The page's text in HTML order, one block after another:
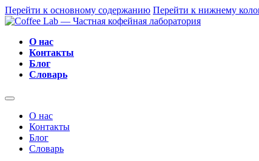
Перейти к основному содержанию Перейти к нижнему
О нас
Контакты
Блог
Словарь
О нас
Контакты
Блог
Словарь